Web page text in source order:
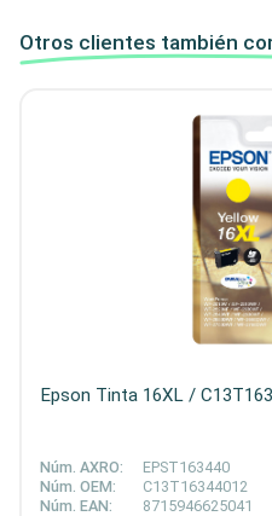
Otros clientes también
Epson Tinta 16XL /
Núm. AXRO:
EPST163440
Núm. OEM:
C13T16344012
Núm. EAN:
8715946625041